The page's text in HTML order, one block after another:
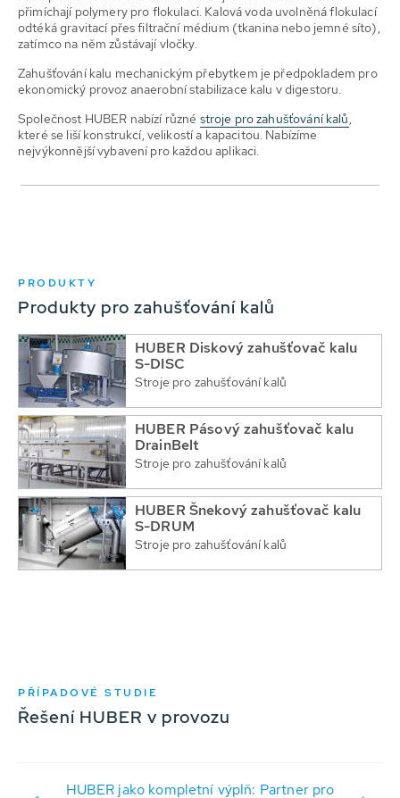
přimíchají polymery pro flokulaci. Kalová voda uvolněná flokulací
odtéká gravitací přes filtrační médium (tkanina nebo jemné síto),
zatímco na něm zůstávají vločky.
Zahušťování kalu mechanickým přebytkem je předpokladem pro
ekonomický provoz anaerobní stabilizace kalu v digestoru.
Společnost HUBER nabízí různé stroje pro zahušťování kalů,
které se liší konstrukcí, velikostí a kapacitou. Nabízíme
nejvýkonnější vybavení pro každou aplikaci.
PRODUKTY
Produkty pro zahušťování kalů
HUBER Diskový zahušťovač kalu
S-DISC
Stroje pro zahušťování kalů
HUBER Pásový zahušťovač kalu
DrainBelt
Stroje pro zahušťování kalů
HUBER Šnekový zahušťovač kalu
S-DRUM
Stroje pro zahušťování kalů
PŘÍPADOVÉ STUDIE
Řešení HUBER v provozu
HUBER jako kompletní výplň: Partner pro